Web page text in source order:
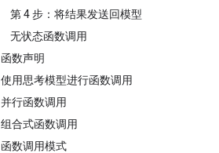
第 4 步：将结果发送回模型
无状态函数调用
函数声明
使用思考模型进行函数调用
并行函数调用
组合式函数调用
函数调用模式